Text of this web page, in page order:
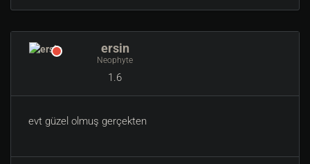
ersin
Neophyte
1.6
evt güzel olmuş gerçekten